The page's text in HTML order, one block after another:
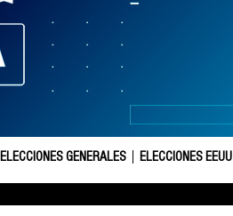
ELECCIONES GENERALES
ELECCIONES EEUU